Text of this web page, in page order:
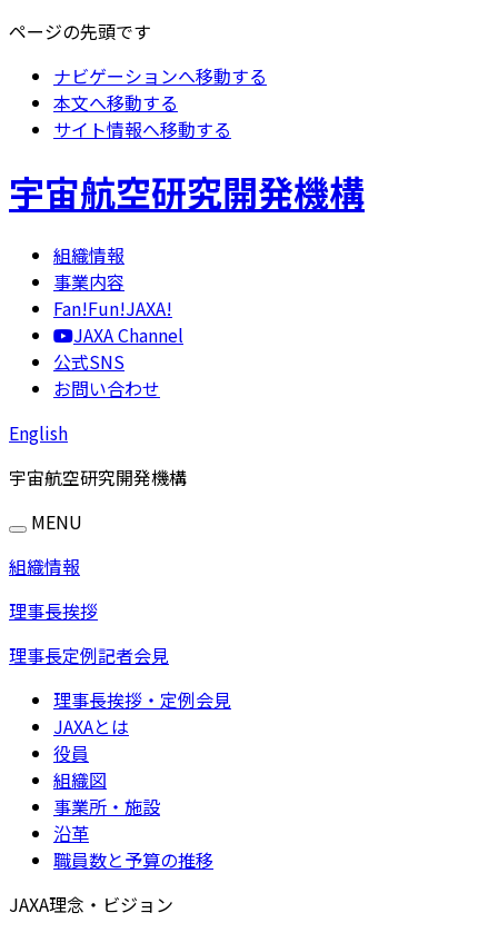
ページの先頭です
ナビゲーションへ移動する
本文へ移動する
サイト情報へ移動する
宇宙航空研究開発機構
組織情報
事業内容
Fan!Fun!JAXA!
JAXA Channel
公式SNS
お問い合わせ
English
宇宙航空研究開発機構
MENU
組織情報
理事長挨拶
理事長定例記者会見
理事長挨拶・定例会見
JAXAとは
役員
組織図
事業所・施設
沿革
職員数と予算の推移
JAXA理念・ビジョン